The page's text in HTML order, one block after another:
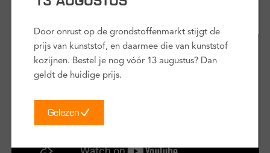
Door onrust op de grondstoffenmarkt stijgt de
prijs van kunststof, en daarmee die van kunststof
kozijnen. Bestel je nog vóór 13 augustus? Dan
geldt de huidige prijs.
Gelezen